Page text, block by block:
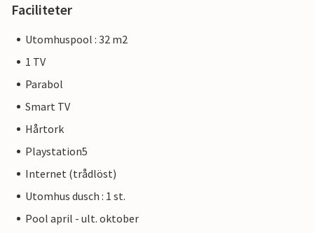
Faciliteter
Utomhuspool : 32 m2
1 TV
Parabol
Smart TV
Hårtork
Playstation5
Internet (trådlöst)
Utomhus dusch : 1 st.
Pool april - ult. oktober